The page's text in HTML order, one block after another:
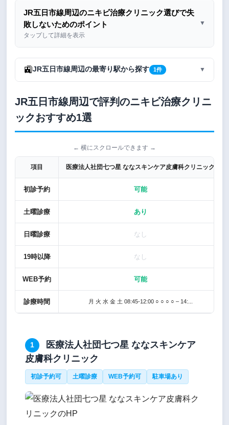
JR五日市線周辺のニキビ治療クリニック選びで失
敗しないためのポイント
タップして詳細を表示
▼
🚉JR五日市線周辺の最寄り駅から探す 1件 ▼
JR五日市線周辺で評判のニキビ治療クリニ
ックおすすめ1選
← 横にスクロールできます →
項目 医療法人社団七つ星 ななスキンケア皮膚科クリニック
初診予約 可能
土曜診療 あり
日曜診療 なし
19時以降 なし
WEB予約 可能
診療時間 月 火 水 金 土 08:45-12:00 ○ ○ ○ ○ – 14:...
1
医療法人社団七つ星 ななスキンケア
皮膚科クリニック
初診予約可 土曜診療 WEB予約可 駐車場あり